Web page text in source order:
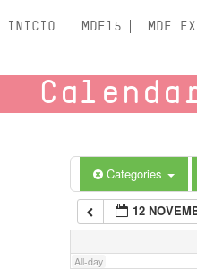
INICIO MDE15 MDE
Categories
12
All-day
5:00 am
6:00 am
7:00 am